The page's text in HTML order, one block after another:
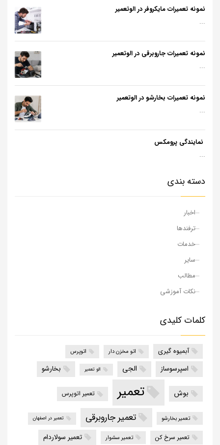
نمونه تعمیرات مایکروفر در الوتعمیر
...
نمونه تعمیرات جاروبرقی در الوتعمیر
...
نمونه تعمیرات بخارشو در الوتعمیر
...
نمایندگی پرومکس
...
دسته بندی
اخبار
ترفندها
خدمات
سایر
مطالب
نکات آموزشی
کلمات کلیدی
آبمیوه گیری اتو مخزن دار اتوپرس
اسپرسوساز الجی الو تعمیر بخارشو
بوش تعمیر تعمیر اتوپرس
تعمیر بخارشو تعمیر جاروبرقی تعمیر در اصفهان
تعمیر سرخ کن تعمیر سشوار تعمیر سولاردام